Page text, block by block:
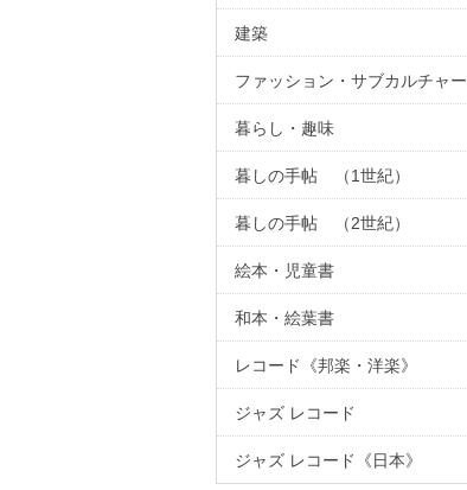
建築
ファッション・サブカルチャー
暮らし・趣味
暮しの手帖 （1世紀）
暮しの手帖 （2世紀）
絵本・児童書
和本・絵葉書
レコード《邦楽・洋楽》
ジャズ レコード
ジャズ レコード《日本》